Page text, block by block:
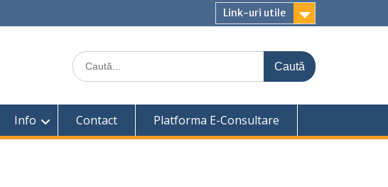
Link-uri utile
Caută
for:
Info Contact Platforma E-Consultare